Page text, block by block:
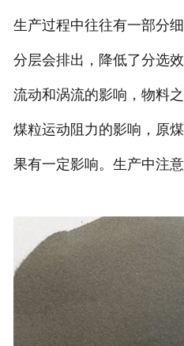
生产过程中往往有一部分
分层会排出，降低了分选
流动和涡流的影响，物料
煤粒运动阻力的影响，原
果有一定影响。生产中注